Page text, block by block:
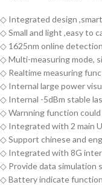
◇ Integrated design
◇ Small and light ,easy to
◇ 1625nm online
◇ Multi-measuring mode,
◇ Realtime measuring
◇ Internal large power
◇ Internal -5dBm stable
◇ Warnning function could
◇ Integrated with 2 main
◇ Support chinese and
◇ Integrated with 8G
◇ Provide data simulation
◇ Battery indicate